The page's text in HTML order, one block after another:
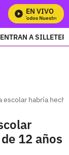
EN VIVO
Mira Todos Nuestros
A
habría
12 años